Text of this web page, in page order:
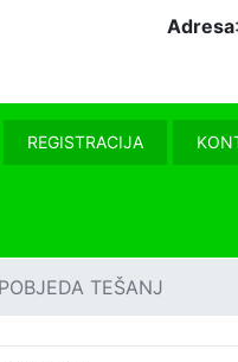
Adresa
REGISTRACIJA
TEŠANJ